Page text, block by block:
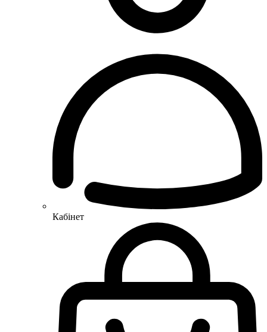
Кабінет